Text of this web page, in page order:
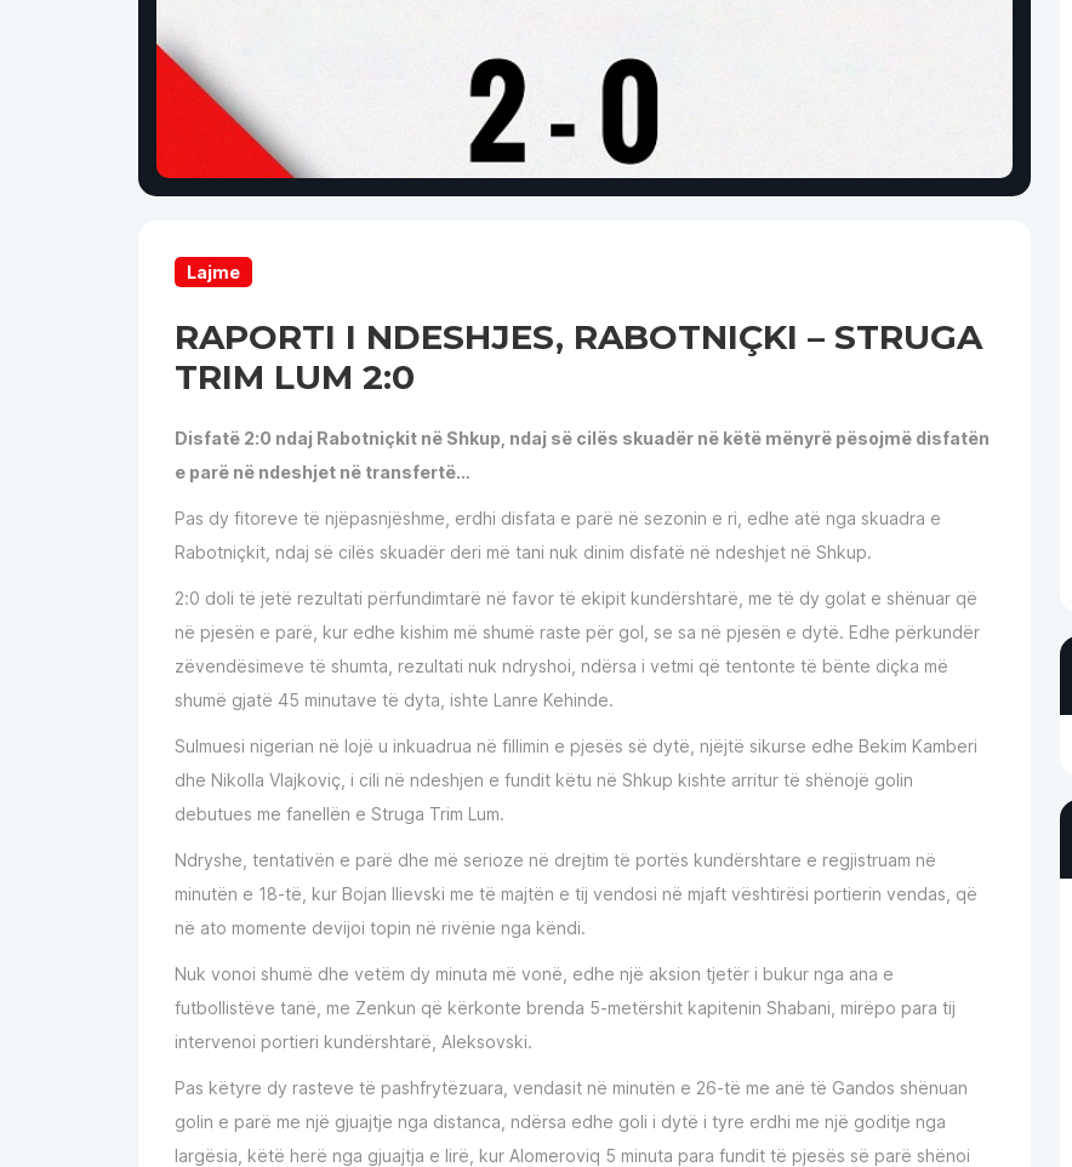
Lajme
RAPORTI I NDESHJES, RABOTNIÇKI – STRUGA
TRIM LUM 2:0
Disfatë 2:0 ndaj Rabotniçkit në Shkup, ndaj së cilës skuadër në këtë mënyrë pësojmë disfatën
e parë në ndeshjet në transfertë…
Pas dy fitoreve të njëpasnjëshme, erdhi disfata e parë në sezonin e ri, edhe atë nga skuadra e
Rabotniçkit, ndaj së cilës skuadër deri më tani nuk dinim disfatë në ndeshjet në Shkup.
2:0 doli të jetë rezultati përfundimtarë në favor të ekipit kundërshtarë, me të dy golat e shënuar që
në pjesën e parë, kur edhe kishim më shumë raste për gol, se sa në pjesën e dytë. Edhe përkundër
zëvendësimeve të shumta, rezultati nuk ndryshoi, ndërsa i vetmi që tentonte të bënte diçka më
shumë gjatë 45 minutave të dyta, ishte Lanre Kehinde.
Sulmuesi nigerian në lojë u inkuadrua në fillimin e pjesës së dytë, njëjtë sikurse edhe Bekim Kamberi
dhe Nikolla Vlajkoviç, i cili në ndeshjen e fundit këtu në Shkup kishte arritur të shënojë golin
debutues me fanellën e Struga Trim Lum.
Ndryshe, tentativën e parë dhe më serioze në drejtim të portës kundërshtare e regjistruam në
minutën e 18-të, kur Bojan Ilievski me të majtën e tij vendosi në mjaft vështirësi portierin vendas, që
në ato momente devijoi topin në rivënie nga këndi.
Nuk vonoi shumë dhe vetëm dy minuta më vonë, edhe një aksion tjetër i bukur nga ana e
futbollistëve tanë, me Zenkun që kërkonte brenda 5-metërshit kapitenin Shabani, mirëpo para tij
intervenoi portieri kundërshtarë, Aleksovski.
Pas këtyre dy rasteve të pashfrytëzuara, vendasit në minutën e 26-të me anë të Gandos shënuan
golin e parë me një gjuajtje nga distanca, ndërsa edhe goli i dytë i tyre erdhi me një goditje nga
largësia, këtë herë nga gjuajtja e lirë, kur Alomeroviq 5 minuta para fundit të pjesës së parë shënoi